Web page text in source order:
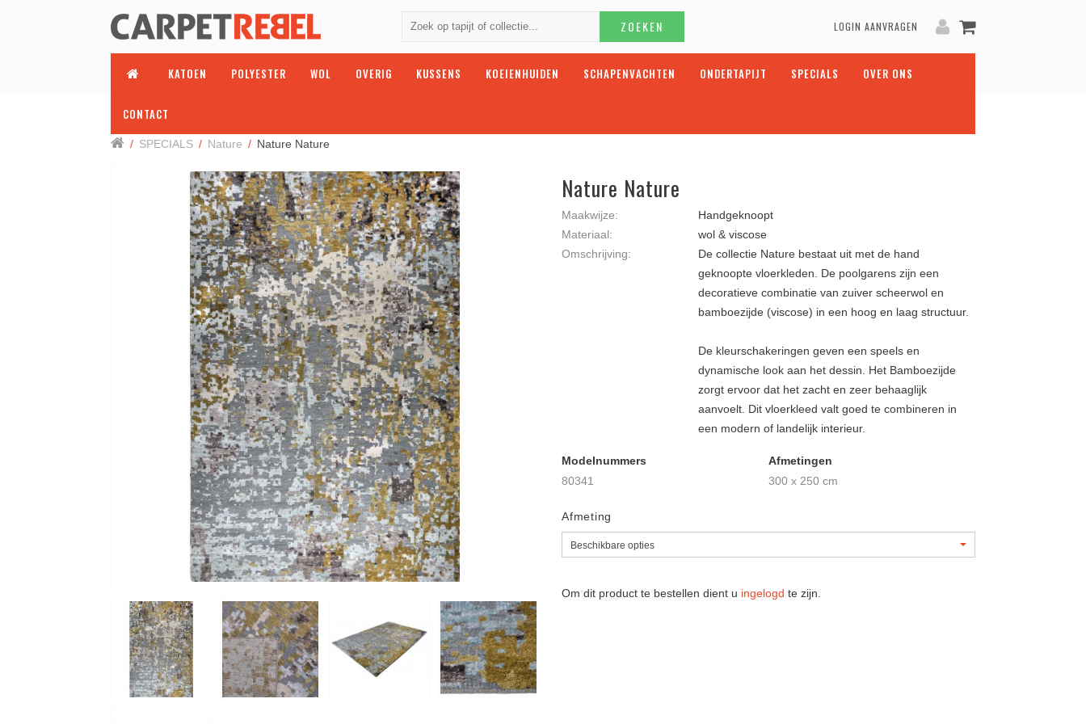
ZOEKEN LOGIN AANVRAGEN
KATOEN POLYESTER WOL OVERIG KUSSENS KOEIENHUIDEN SCHAPENVACHTEN ONDERTAPIJT SPECIALS OVER ONS
CONTACT
/ SPECIALS / Nature / Nature Nature
Nature Nature
Maakwijze:
Handgeknoopt
Materiaal:
wol & viscose
Omschrijving:
De collectie Nature bestaat uit met de hand
geknoopte vloerkleden. De poolgarens zijn een
decoratieve combinatie van zuiver scheerwol en
bamboezijde (viscose) in een hoog en laag structuur.
De kleurschakeringen geven een speels en
dynamische look aan het dessin. Het Bamboezijde
zorgt ervoor dat het zacht en zeer behaaglijk
aanvoelt. Dit vloerkleed valt goed te combineren in
een modern of landelijk interieur.
Modelnummers
Afmetingen
80341
300 x 250 cm
Afmeting
Om dit product te bestellen dient u ingelogd te zijn.